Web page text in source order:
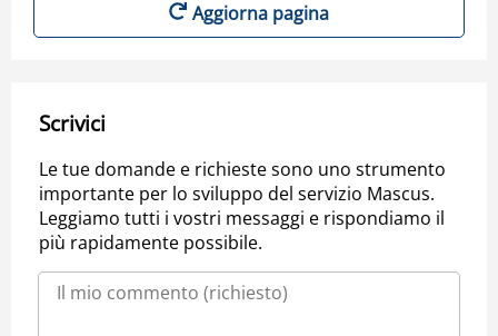
Aggiorna pagina
Scrivici
Le tue domande e richieste sono uno strumento
importante per lo sviluppo del servizio Mascus.
Leggiamo tutti i vostri messaggi e rispondiamo il
più rapidamente possibile.